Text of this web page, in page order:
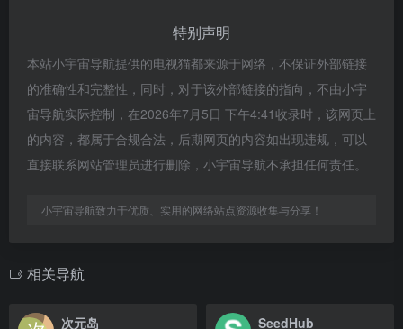
特别声明
本站小宇宙导航提供的电视猫都来源于网络，不保证外部链接
的准确性和完整性，同时，对于该外部链接的指向，不由小宇
宙导航实际控制，在2026年7月5日 下午4:41收录时，该网页上
的内容，都属于合规合法，后期网页的内容如出现违规，可以
直接联系网站管理员进行删除，小宇宙导航不承担任何责任。
小宇宙导航致力于优质、实用的网络站点资源收集与分享！
相关导航
次元岛 SeedHub